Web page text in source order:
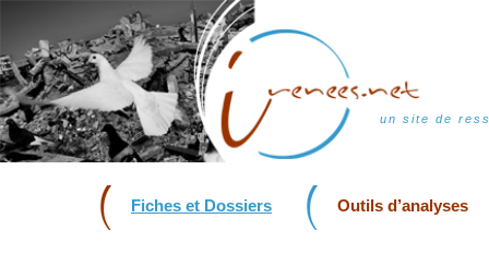
un site de
Fiches et Dossiers Outils d’analyses